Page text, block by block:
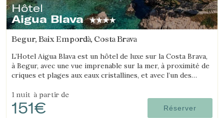
Hôtel
Aigua Blava
Begur, Baix Empordà, Costa Brava
L’Hotel Aigua Blava est un hôtel de luxe sur la Costa Brava,
à Begur, avec une vue imprenable sur la mer, à proximité de
criques et plages aux eaux cristallines, et avec l’un des
1 nuit à partir de
151€ Réserver